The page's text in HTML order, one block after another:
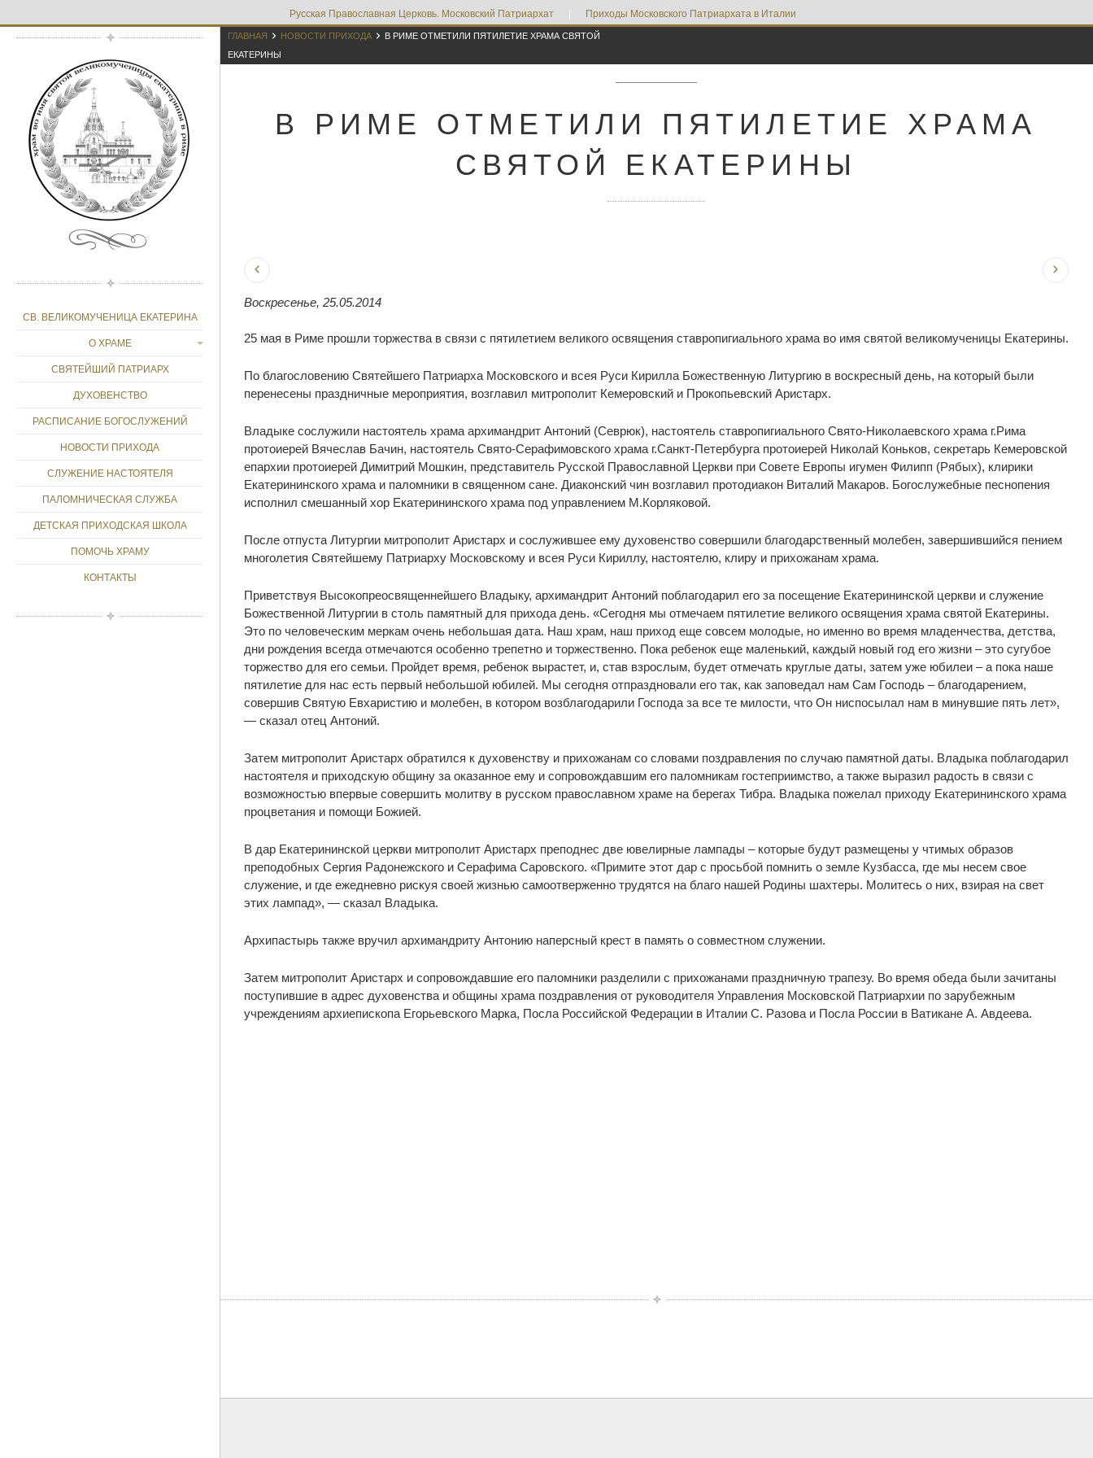
Русская Православная Церковь. Московский Патриархат Приходы Московского Патриархата в Италии
СВ. ВЕЛИКОМУЧЕНИЦА ЕКАТЕРИНА
О ХРАМЕ
СВЯТЕЙШИЙ ПАТРИАРХ
ДУХОВЕНСТВО
РАСПИСАНИЕ БОГОСЛУЖЕНИЙ
НОВОСТИ ПРИХОДА
СЛУЖЕНИЕ НАСТОЯТЕЛЯ
ПАЛОМНИЧЕСКАЯ СЛУЖБА
ДЕТСКАЯ ПРИХОДСКАЯ ШКОЛА
ПОМОЧЬ ХРАМУ
КОНТАКТЫ
ГЛАВНАЯ  НОВОСТИ ПРИХОДА  В РИМЕ ОТМЕТИЛИ ПЯТИЛЕТИЕ ХРАМА СВЯТОЙ
ЕКАТЕРИНЫ
В РИМЕ ОТМЕТИЛИ ПЯТИЛЕТИЕ ХРАМА
СВЯТОЙ ЕКАТЕРИНЫ
Воскресенье, 25.05.2014
25 мая в Риме прошли торжества в связи с пятилетием великого освящения ставропигиального храма во имя святой великомученицы Екатерины.
По благословению Святейшего Патриарха Московского и всея Руси Кирилла Божественную Литургию в воскресный день, на который были
перенесены праздничные мероприятия, возглавил митрополит Кемеровский и Прокопьевский Аристарх.
Владыке сослужили настоятель храма архимандрит Антоний (Севрюк), настоятель ставропигиального Свято-Николаевского храма г.Рима
протоиерей Вячеслав Бачин, настоятель Свято-Серафимовского храма г.Санкт-Петербурга протоиерей Николай Коньков, секретарь Кемеровской
епархии протоиерей Димитрий Мошкин, представитель Русской Православной Церкви при Совете Европы игумен Филипп (Рябых), клирики
Екатерининского храма и паломники в священном сане. Диаконский чин возглавил протодиакон Виталий Макаров. Богослужебные песнопения
исполнил смешанный хор Екатерининского храма под управлением М.Корляковой.
После отпуста Литургии митрополит Аристарх и сослужившее ему духовенство совершили благодарственный молебен, завершившийся пением
многолетия Святейшему Патриарху Московскому и всея Руси Кириллу, настоятелю, клиру и прихожанам храма.
Приветствуя Высокопреосвященнейшего Владыку, архимандрит Антоний поблагодарил его за посещение Екатерининской церкви и служение
Божественной Литургии в столь памятный для прихода день. «Сегодня мы отмечаем пятилетие великого освящения храма святой Екатерины.
Это по человеческим меркам очень небольшая дата. Наш храм, наш приход еще совсем молодые, но именно во время младенчества, детства,
дни рождения всегда отмечаются особенно трепетно и торжественно. Пока ребенок еще маленький, каждый новый год его жизни – это сугубое
торжество для его семьи. Пройдет время, ребенок вырастет, и, став взрослым, будет отмечать круглые даты, затем уже юбилеи – а пока наше
пятилетие для нас есть первый небольшой юбилей. Мы сегодня отпраздновали его так, как заповедал нам Сам Господь – благодарением,
совершив Святую Евхаристию и молебен, в котором возблагодарили Господа за все те милости, что Он ниспосылал нам в минувшие пять лет»,
— сказал отец Антоний.
Затем митрополит Аристарх обратился к духовенству и прихожанам со словами поздравления по случаю памятной даты. Владыка поблагодарил
настоятеля и приходскую общину за оказанное ему и сопровождавшим его паломникам гостеприимство, а также выразил радость в связи с
возможностью впервые совершить молитву в русском православном храме на берегах Тибра. Владыка пожелал приходу Екатерининского храма
процветания и помощи Божией.
В дар Екатерининской церкви митрополит Аристарх преподнес две ювелирные лампады – которые будут размещены у чтимых образов
преподобных Сергия Радонежского и Серафима Саровского. «Примите этот дар с просьбой помнить о земле Кузбасса, где мы несем свое
служение, и где ежедневно рискуя своей жизнью самоотверженно трудятся на благо нашей Родины шахтеры. Молитесь о них, взирая на свет
этих лампад», — сказал Владыка.
Архипастырь также вручил архимандриту Антонию наперсный крест в память о совместном служении.
Затем митрополит Аристарх и сопровождавшие его паломники разделили с прихожанами праздничную трапезу. Во время обеда были зачитаны
поступившие в адрес духовенства и общины храма поздравления от руководителя Управления Московской Патриархии по зарубежным
учреждениям архиепископа Егорьевского Марка, Посла Российской Федерации в Италии С. Разова и Посла России в Ватикане А. Авдеева.